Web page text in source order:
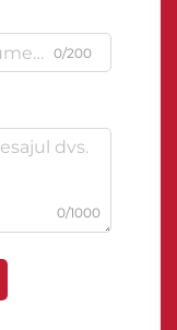
0/200
0/1000